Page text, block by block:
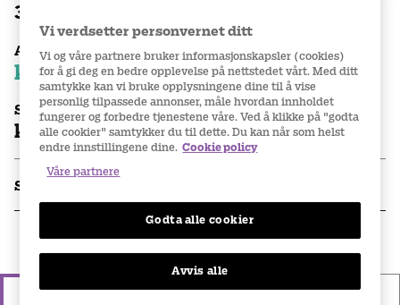
30 linser
Abonnementspris
kr 299 per eske
Stykkpris
kr 339 per eske
Spesifikasjoner
1.Velg type linsekjøp
Engangskjøp Abonnement
Vi verdsetter personvernet ditt
Vi og våre partnere bruker informasjonskapsler (cookies)
for å gi deg en bedre opplevelse på nettstedet vårt. Med ditt
samtykke kan vi bruke opplysningene dine til å vise
personlig tilpassede annonser, måle hvordan innholdet
fungerer og forbedre tjenestene våre. Ved å klikke på "godta
alle cookier" samtykker du til dette. Du kan når som helst
endre innstillingene dine. Cookie policy
Våre partnere
Avvis alle
Godta alle cookier